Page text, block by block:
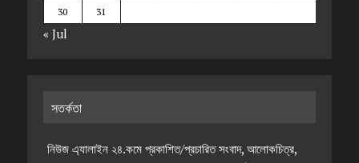
30
31
« Jul
সতর্কতা
নিউজ এ্যালাইন ২৪.কমে প্রকাশিত/প্রচারিত সংবাদ, আলোকচিত্র,